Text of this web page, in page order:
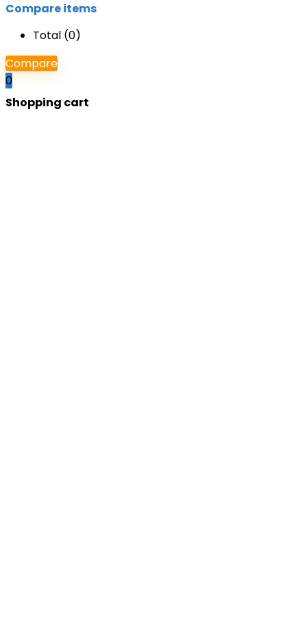
Compare items
Total (0)
Compare
0
Shopping cart